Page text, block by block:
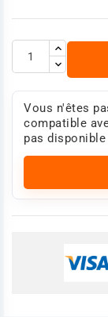
Références :
IVECO 08169241
Photo non
Vous n'êtes
compatible
pas